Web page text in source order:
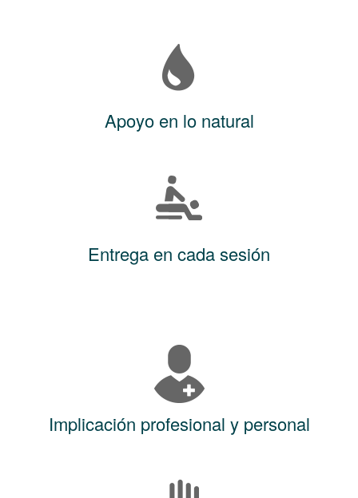
Apoyo en lo natural
Entrega en cada sesión
Implicación profesional y personal